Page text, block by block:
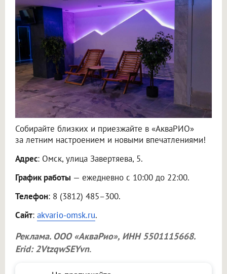
Собирайте близких и приезжайте в «АкваРИО»
за летним настроением и новыми впечатлениями!
Адрес: Омск, улица Завертяева, 5.
График работы — ежедневно с 10:00 до 22:00.
Телефон: 8 (3812) 485–300.
Сайт: akvario-omsk.ru.
Реклама. ООО «АкваРио», ИНН 5501115668.
Erid: 2VtzqwSEYvn.